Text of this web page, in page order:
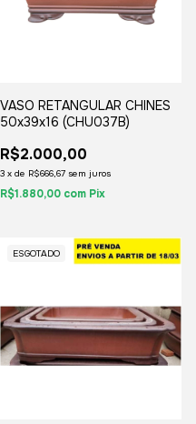
VASO RETANGULAR CHINES
50x39x16 (CHU037B)
R$2.000,00
3 x de R$666,67 sem juros
R$1.880,00 com Pix
ESGOTADO